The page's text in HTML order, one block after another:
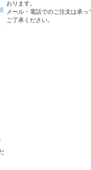
おります。
メール・電話でのご注文は承っ
ご了承ください。